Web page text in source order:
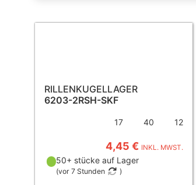
RILLENKUGELLAGER
6203-2RSH-SKF
17 40 12
4,45 € INKL. MWST.
50+ stücke auf Lager
(vor 7 Stunden )